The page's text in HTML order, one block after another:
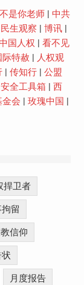
是你老师| 中共
民生观察 博讯|
国人权
看不见
际特赦
人权观
| 传知行| 公盟
安全工具箱
西
金会 玫瑰中国
捍卫者
留
信仰
月度报告